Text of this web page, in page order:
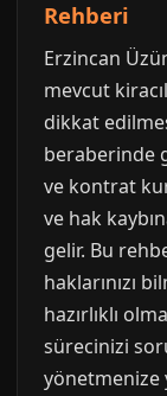
Rehberi
Erzincan
mevcut
dikkat
beraberinde
ve kontrat
ve hak
gelir. Bu
haklarınızı
hazırlıklı
sürecinizi
yönetmenize